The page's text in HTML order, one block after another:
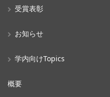
受賞表彰
お知らせ
学内向けTopics
概要